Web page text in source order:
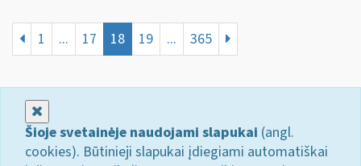
1 ... 17 18 19 ... 365
Šioje svetainėje naudojami slapukai (angl.
cookies). Būtinieji slapukai įdiegiami automatiškai